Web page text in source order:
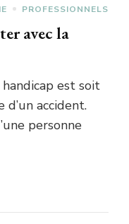
PROFESSIONNELS
avec la
est soit
d’un accident.
personne